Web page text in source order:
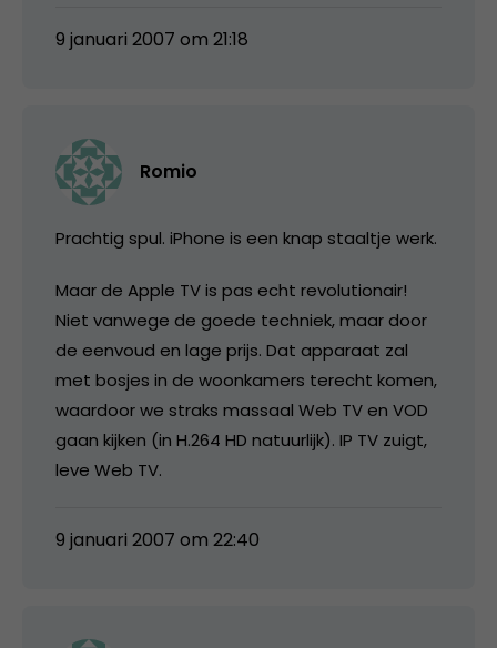
9 januari 2007 om 21:18
Romio
Prachtig spul. iPhone is een knap staaltje werk.
Maar de Apple TV is pas echt revolutionair!
Niet vanwege de goede techniek, maar door
de eenvoud en lage prijs. Dat apparaat zal
met bosjes in de woonkamers terecht komen,
waardoor we straks massaal Web TV en VOD
gaan kijken (in H.264 HD natuurlijk). IP TV zuigt,
leve Web TV.
9 januari 2007 om 22:40